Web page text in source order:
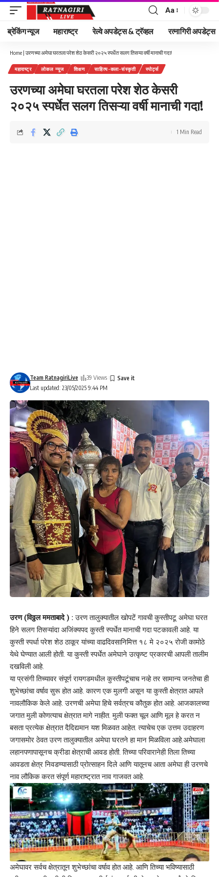
Font
Resizer
Aa
ब्रेकिंग न्यूज महाराष्ट्र रेल्वे अपडेट्स & ट्रॅव्हल रत्नागिरी अपडेट्स
Home | उरणच्या अमेघा घरतला परेश शेठ केसरी २०२५ स्पर्धेत सलग तिसऱ्या वर्षी मानाची गदा!
महाराष्ट्र लोकल न्यूज शिक्षण साहित्य-कला-संस्कृती स्पोर्ट्स
उरणच्या अमेघा घरतला परेश शेठ केसरी
२०२५ स्पर्धेत सलग तिसऱ्या वर्षी मानाची गदा!
Last updated: 23/05/2025 9:44 PM
Team RatnagiriLive 39 Views
1 Min Read
उरण (विठ्ठल ममताबादे ) : उरण तालुक्यातील खोपटें गावची कुस्तीपटू अमेघा घरत
हिने सलग तिसऱ्यांदा अजिंक्यपद कुस्ती स्पर्धेत मानाची गदा पटकावली आहे. या
कुस्ती स्पर्धा परेश शेठ ठाकूर यांच्या वाढदिवसानिमित्त १८ मे २०२५ रोजी कामोठे
येथे घेण्यात आली होती. या कुस्ती स्पर्धेत अमेघाने उत्कृष्ट प्रकारची आपली तालीम
दखविली आहे.
या प्रसंगी तिच्यावर संपूर्ण रायगडमधील कुस्तीपटूंचाच नव्हे तर सामान्य जनतेचा ही
शुभेच्छांचा वर्षाव सुरू होत आहे. कारण एक मुलगी असून या कुस्ती क्षेत्रात आपले
नावलौकिक केले आहे. उरणची अमेघा हिचे सर्वत्रच कौतुक होत आहे. आजकालच्या
जगात मुली कोणत्याच क्षेत्रात मागे नाहीत. मुली फक्त चूल आणि मूल हे करत न
बसता प्रत्येक क्षेत्रात दैदिद्यमान यश मिळवत आहेत. त्याचेच एक उत्तम उदाहरण
जगासमोर ठेवत उरण तालुक्यातील अमेघा घरतने हा मान मिळविला आहे.अमेघाला
लहानपणापासूनच क्रीडा क्षेत्राची आवड होती. तिच्या परिवारानेही तिला तिच्या
आवडता क्षेत्र निवडण्यासाठी प्रोत्साहन दिले आणि यातूनच आता अमेघा ही उरणचे
नाव लौकिक करत संपूर्ण महाराष्ट्रात नाव गाजवत आहे.
अमेघावर सर्वच क्षेत्रातून शुभेच्छांचा वर्षाव होत आहे. आणि तिच्या भविष्यासाठी